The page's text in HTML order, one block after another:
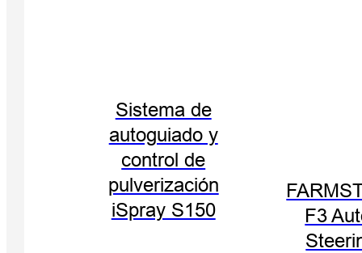
Sistema de
autoguiado y
control de
pulverización
iSpray S150
F3